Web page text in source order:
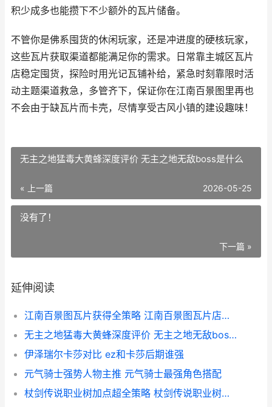
积少成多也能攒下不少额外的瓦片储备。
不管你是佛系囤货的休闲玩家，还是冲进度的硬核玩家，
这些瓦片获取渠道都能满足你的需求。日常靠主城区瓦片
店稳定囤货，探险时用光记瓦铺补给，紧急时刻靠限时活
动主题渠道救急，多管齐下，保证你在江南百景图里再也
不会由于缺瓦片而卡壳，尽情享受古风小镇的建设趣味！
无主之地猛毒大黄蜂深度评价 无主之地无敌boss是什么
« 上一篇 2026-05-25
没有了！
下一篇 »
延伸阅读
江南百景图瓦片获得全策略 江南百景图瓦片店收益
无主之地猛毒大黄蜂深度评价 无主之地无敌boss是什么
伊泽瑞尔卡莎对比 ez和卡莎后期谁强
元气骑士强势人物主推 元气骑士最强角色搭配
杖剑传说职业树加点超全策略 杖剑传说职业树升级